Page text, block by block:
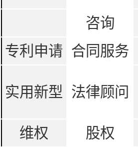
咨询
专利申请 合同服务
实用新型 法律顾问
维权 股权